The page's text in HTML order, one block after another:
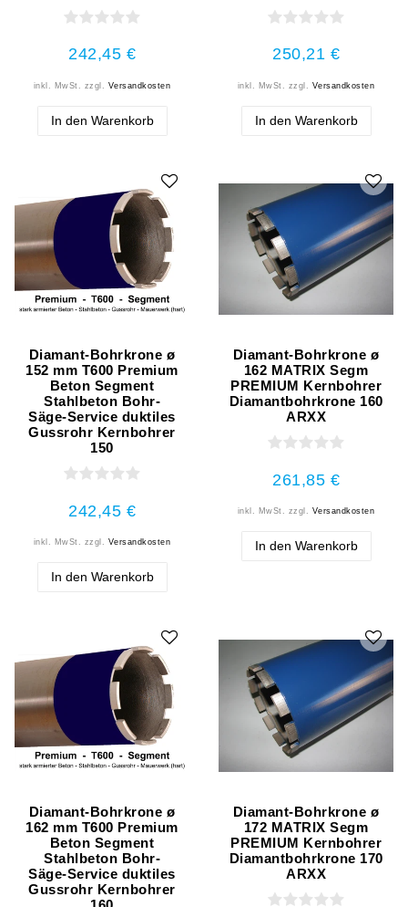
242,45 €
inkl. MwSt. zzgl. Versandkosten
In den Warenkorb
250,21 €
inkl. MwSt. zzgl. Versandkosten
In den Warenkorb
Diamant-Bohrkrone ø
152 mm T600 Premium
Beton Segment
Stahlbeton Bohr-
Säge-Service duktiles
Gussrohr Kernbohrer
150
242,45 €
inkl. MwSt. zzgl. Versandkosten
In den Warenkorb
Diamant-Bohrkrone ø
162 MATRIX Segm
PREMIUM Kernbohrer
Diamantbohrkrone 160
ARXX
261,85 €
inkl. MwSt. zzgl. Versandkosten
In den Warenkorb
Diamant-Bohrkrone ø
162 mm T600 Premium
Beton Segment
Stahlbeton Bohr-
Säge-Service duktiles
Gussrohr Kernbohrer
Diamant-Bohrkrone ø
172 MATRIX Segm
PREMIUM Kernbohrer
Diamantbohrkrone 170
ARXX